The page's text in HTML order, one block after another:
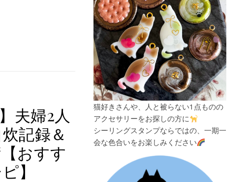
夫婦2人
記録＆
おすす
ピ】
猫好きさんや、人と被らない1点ものの
アクセサリーをお探しの方に
シーリングスタンプならではの、一期一
会な色合いをお楽しみください